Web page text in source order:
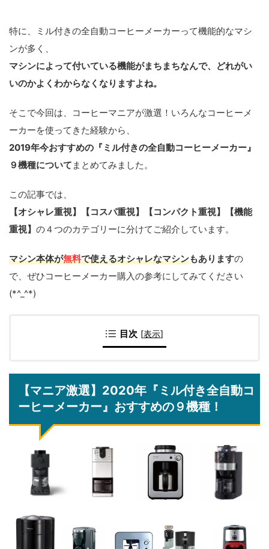
特に、ミル付きの全自動コーヒーメーカーって機能的なマシ
ンが多く、
マシンによって付いている機能がまちまちなんで、どれがい
いのかよくわからなくなりますよね。
そこで今回は、コーヒーマニアが激選！いろんなコーヒーメ
ーカーを使ってきた経験から、
2019年今おすすめの『ミル付きの全自動コーヒーメーカー』
９機種について まとめてみました。
この記事では、
【オシャレ重視】【コスパ重視】【コンパクト重視】【機能
重視】 の４つのカテゴリーに分けてご紹介しています。
マシン本体が無料で使えるオシャレなマシンもありますの
で、ぜひコーヒーメーカー購入の参考にしてみてください
(*^_^*)
目次 [表示]
【マニア激選】2020年『ミル付き全自動コ
ーヒーメーカー』おすすめの９機種！